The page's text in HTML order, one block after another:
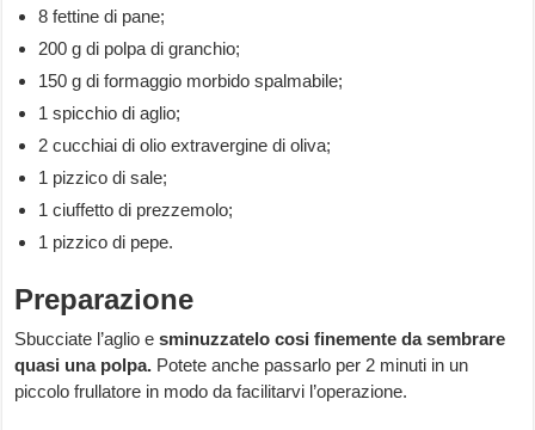
8 fettine di pane;
200 g di polpa di granchio;
150 g di formaggio morbido spalmabile;
1 spicchio di aglio;
2 cucchiai di olio extravergine di oliva;
1 pizzico di sale;
1 ciuffetto di prezzemolo;
1 pizzico di pepe.
Preparazione
Sbucciate l’aglio e sminuzzatelo cosi finemente da sembrare
quasi una polpa. Potete anche passarlo per 2 minuti in un
piccolo frullatore in modo da facilitarvi l’operazione.